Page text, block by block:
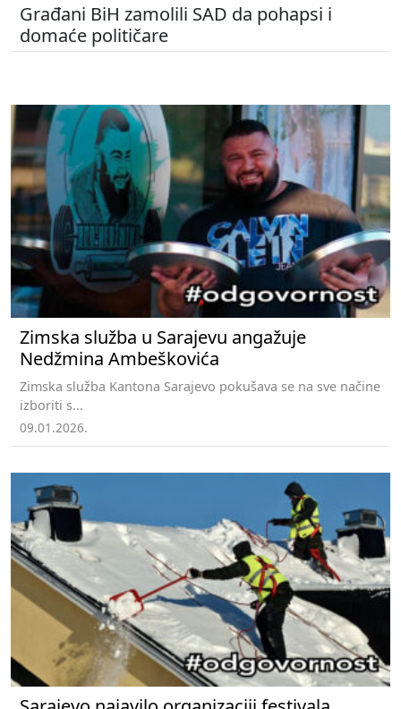
Građani BiH zamolili SAD da pohapsi i
domaće političare
Zimska služba u Sarajevu angažuje
Nedžmina Ambeškovića
Zimska služba Kantona Sarajevo pokušava se na sve načine
izboriti s...
09.01.2026.